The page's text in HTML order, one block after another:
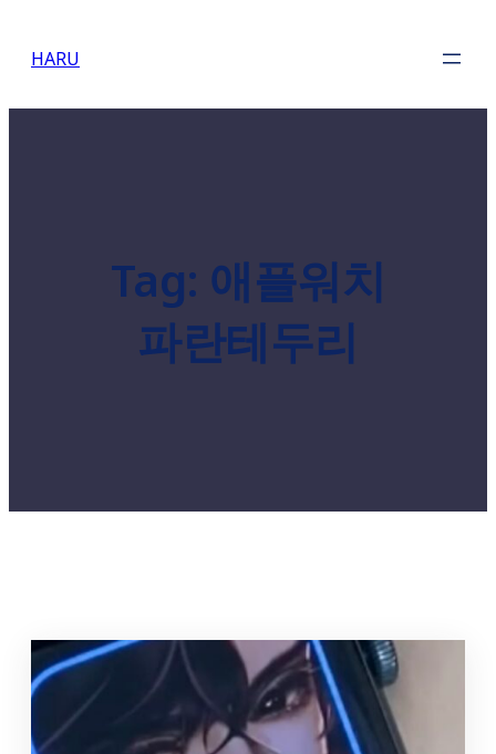
HARU
Tag: 애플워치
파란테두리